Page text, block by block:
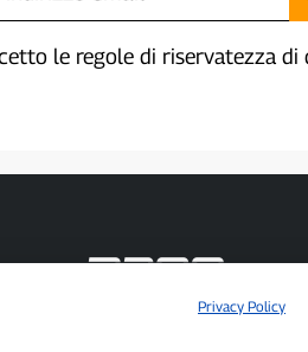
le regole di riservatezza di
P300.it è una Testata Giornalistica
numero 1/2021 del 1/2/2021 -
Privacy Policy